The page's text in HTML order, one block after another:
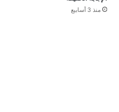
منذ 3 أسابيع